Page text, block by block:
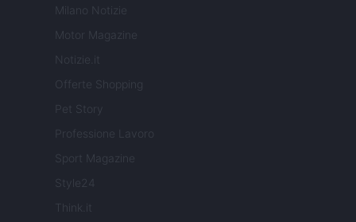
Milano Notizie
Motor Magazine
Notizie.it
Offerte Shopping
Pet Story
Professione Lavoro
Sport Magazine
Style24
Think.it